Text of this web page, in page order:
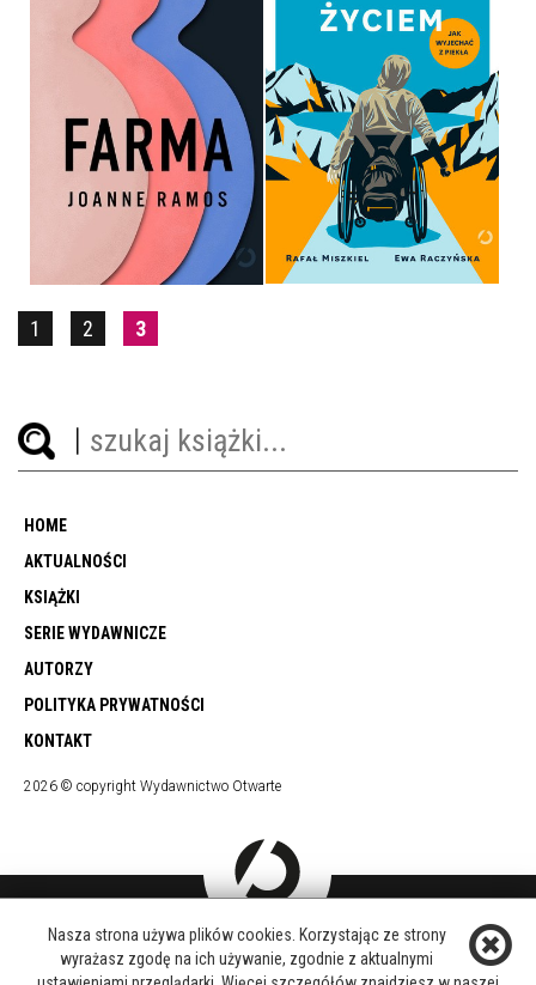
FARMA
JOANNE RAMOS
OPRAWA MIĘKKA ZE SKRZYDEŁKAMI
39,90 ZŁ
PORAŻONY ŻYCIEM. JAK
WYJECHAĆ Z PIEKŁA
EWA RACZYŃSKA, RAFAŁ
MISZKIEL
OPRAWA MIĘKKA
59,99 ZŁ
1 2 3
HOME
AKTUALNOŚCI
KSIĄŻKI
SERIE WYDAWNICZE
AUTORZY
POLITYKA PRYWATNOŚCI
KONTAKT
2026 © copyright Wydawnictwo Otwarte
DOŁĄCZ DO NAS
FACEBOOK
Nasza strona używa plików cookies. Korzystając ze strony
wyrażasz zgodę na ich używanie, zgodnie z aktualnymi